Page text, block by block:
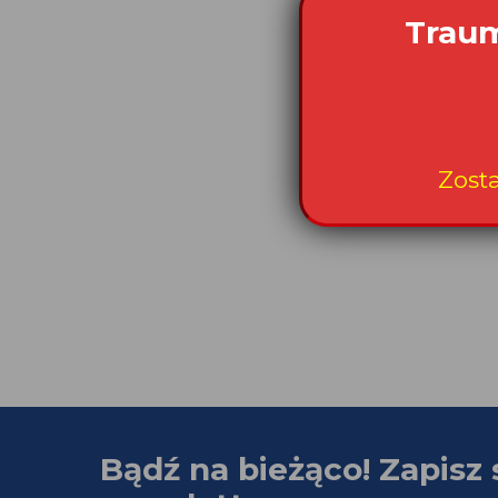
Bądź na bieżąco! Zapisz